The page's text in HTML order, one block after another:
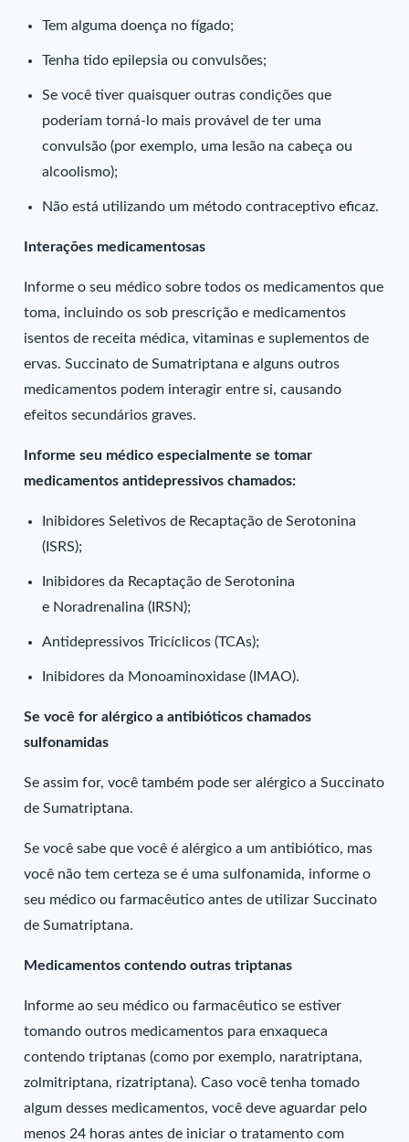
Tem alguma doença no fígado;
Tenha tido epilepsia ou convulsões;
Se você tiver quaisquer outras condições que
poderiam torná-lo mais provável de ter uma
convulsão (por exemplo, uma lesão na cabeça ou
alcoolismo);
Não está utilizando um método contraceptivo eficaz.
Interações medicamentosas
Informe o seu médico sobre todos os medicamentos que
toma, incluindo os sob prescrição e medicamentos
isentos de receita médica, vitaminas e suplementos de
ervas. Succinato de Sumatriptana e alguns outros
medicamentos podem interagir entre si, causando
efeitos secundários graves.
Informe seu médico especialmente se tomar
medicamentos antidepressivos chamados:
Inibidores Seletivos de Recaptação de Serotonina
(ISRS);
Inibidores da Recaptação de Serotonina
e Noradrenalina (IRSN);
Antidepressivos Tricíclicos (TCAs);
Inibidores da Monoaminoxidase (IMAO).
Se você for alérgico a antibióticos chamados
sulfonamidas
Se assim for, você também pode ser alérgico a Succinato
de Sumatriptana.
Se você sabe que você é alérgico a um antibiótico, mas
você não tem certeza se é uma sulfonamida, informe o
seu médico ou farmacêutico antes de utilizar Succinato
de Sumatriptana.
Medicamentos contendo outras triptanas
Informe ao seu médico ou farmacêutico se estiver
tomando outros medicamentos para enxaqueca
contendo triptanas (como por exemplo, naratriptana,
zolmitriptana, rizatriptana). Caso você tenha tomado
algum desses medicamentos, você deve aguardar pelo
menos 24 horas antes de iniciar o tratamento com